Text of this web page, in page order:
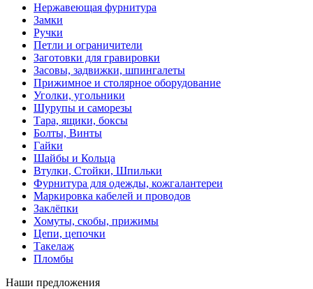
Нержавеющая фурнитура
Замки
Ручки
Петли и ограничители
Заготовки для гравировки
Засовы, задвижки, шпингалеты
Прижимное и столярное оборудование
Уголки, угольники
Шурупы и саморезы
Тара, ящики, боксы
Болты, Винты
Гайки
Шайбы и Кольца
Втулки, Стойки, Шпильки
Фурнитура для одежды, кожгалантереи
Маркировка кабелей и проводов
Заклёпки
Хомуты, скобы, прижимы
Цепи, цепочки
Такелаж
Пломбы
Наши предложения